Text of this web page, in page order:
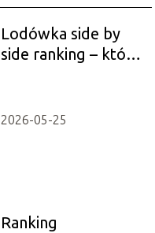
Lodówka side by
side ranking – które
2026-05-25
Ranking